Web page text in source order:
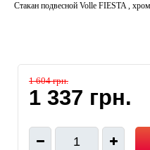
Стакан подвесной Volle FIESTA , хром
1 604 грн.
1 337 грн.
1